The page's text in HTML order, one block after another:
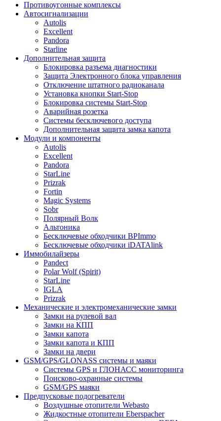
Противоугонные комплексы
Автосигнализации
Autolis
Excellent
Pandora
Starline
Дополнительная защита
Блокировка разъема диагностики
Защита Электронного блока управления
Отключение штатного радиоканала
Установка кнопки Start-Stop
Блокировка системы Start-Stop
Аварийная розетка
Системы бесключевого доступа
Дополнительная защита замка капота
Модули и компоненты
Autolis
Excellent
Pandora
StarLine
Prizrak
Fortin
Magic Systems
Sobr
Полярный Волк
Альтоника
Бесключевые обходчики BPImmo
Бесключевые обходчики iDATAlink
Иммобилайзеры
Pandect
Polar Wolf (Spirit)
StarLine
IGLA
Prizrak
Механические и электромеханические замки
Замки на рулевой вал
Замки на КПП
Замки капота
Замки капота и КПП
Замки на двери
GSM/GPS/GLONASS системы и маяки
Системы GPS и ГЛОНАСС мониторинга
Поисково-охранные системы
GSM/GPS маяки
Предпусковые подогреватели
Воздушные отопители Webasto
Жидкостные отопители Eberspacher